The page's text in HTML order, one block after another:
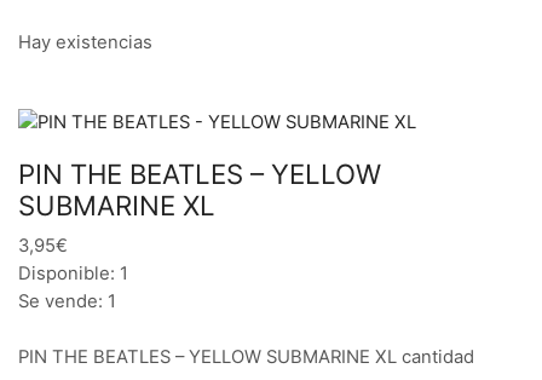
Hay existencias
PIN THE BEATLES – YELLOW
SUBMARINE XL
3,95€
Disponible: 1
Se vende: 1
PIN THE BEATLES – YELLOW SUBMARINE XL cantidad